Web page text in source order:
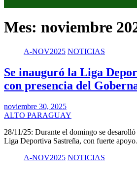
Mes: noviembre
A-NOV2025 NOTICIAS
Se inauguró la Liga
con presencia del
noviembre 30, 2025
ALTO PARAGUAY
28/11/25: Durante el domingo se
Liga Deportiva Sastreña, con fuerte
A-NOV2025 NOTICIAS